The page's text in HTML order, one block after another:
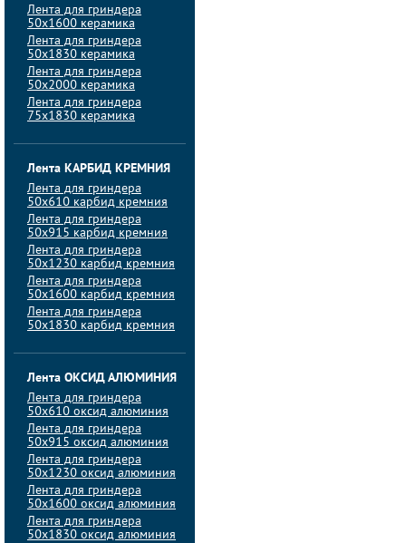
Лента для гриндера
50х1600 керамика
Лента для гриндера
50х1830 керамика
Лента для гриндера
50х2000 керамика
Лента для гриндера
75х1830 керамика
Лента КАРБИД КРЕМНИЯ
Лента для гриндера
50х610 карбид кремния
Лента для гриндера
50х915 карбид кремния
Лента для гриндера
50х1230 карбид кремния
Лента для гриндера
50х1600 карбид кремния
Лента для гриндера
50х1830 карбид кремния
Лента ОКСИД АЛЮМИНИЯ
Лента для гриндера
50х610 оксид алюминия
Лента для гриндера
50х915 оксид алюминия
Лента для гриндера
50х1230 оксид алюминия
Лента для гриндера
50х1600 оксид алюминия
Лента для гриндера
50х1830 оксид алюминия